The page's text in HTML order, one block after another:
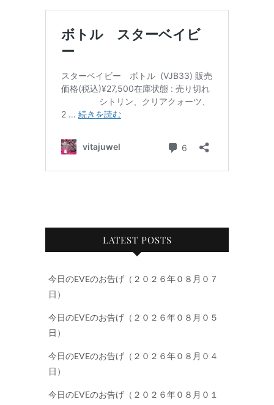
LATEST POSTS
今日のEVEのお告げ（２０２６年０８月０７
日）
今日のEVEのお告げ（２０２６年０８月０５
日）
今日のEVEのお告げ（２０２６年０８月０４
日）
今日のEVEのお告げ（２０２６年０８月０１